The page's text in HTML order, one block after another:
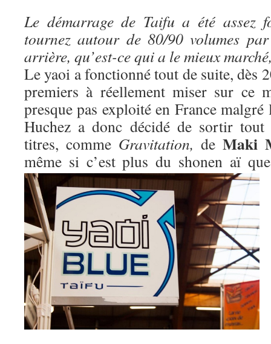
Le démarrage de Taifu a été assez
tournez autour de 80/90 volumes
arrière, qu’est-ce qui a le mieux
Le yaoi a fonctionné tout de suite, dès
premiers à réellement miser sur ce
presque pas exploité en France
Huchez a donc décidé de sortir tout
titres, comme Gravitation, de Maki
même si c’est plus du shonen aï